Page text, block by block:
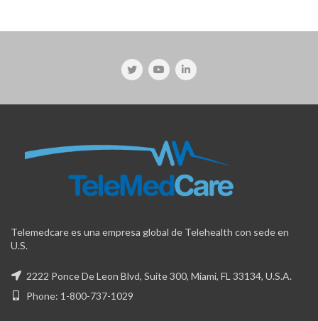
Telemedcare es una empresa global de Telehealth con sede en
U.S.
2222 Ponce De Leon Blvd, Suite 300, Miami, FL 33134, U.S.A.
Phone: 1-800-737-1029